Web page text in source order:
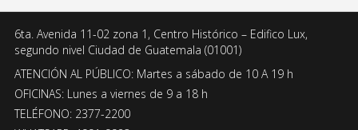
6ta. Avenida 11-02 zona 1, Centro Histórico – Edifico Lux,
segundo nivel Ciudad de Guatemala (01001)
ATENCIÓN AL PÚBLICO: Martes a sábado de 10 A 19 h
OFICINAS: Lunes a viernes de 9 a 18 h
TELÉFONO: 2377-2200